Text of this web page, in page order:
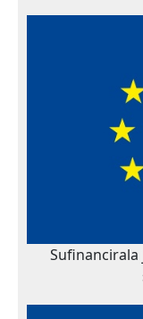
Sufinancirala